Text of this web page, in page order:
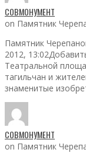
СОВМОНУМЕНТ
on Памятник
Памятник
2012,
Театральной
тагильчан и
знаменитые
СОВМОНУМЕНТ
on Памятник